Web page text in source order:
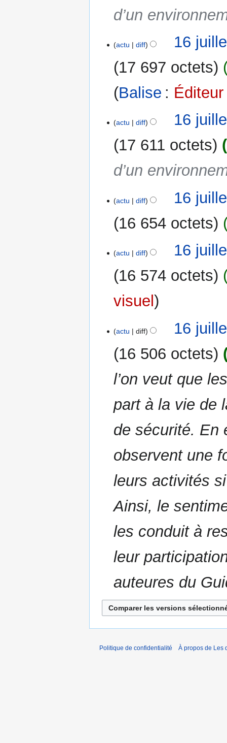
i
t
o
s
d’un
juilletactu diff
16
17 697 octets
Balise :
actu diff
16
17 611 octets
d’un
actu diff
16
16 654 octets
u
u
n
r
é
u
é
d
e
s
o
i
i
a
t
o
s
actu diff
16
16 574 octets
visuel
actu diff
16
16 506 octets
l’on veut que
part à la vie de
de sécurité. En
observent une
leurs activités
Ainsi, le
les conduit à
leur
auteures du
Politique de confidentialité À propos de Les